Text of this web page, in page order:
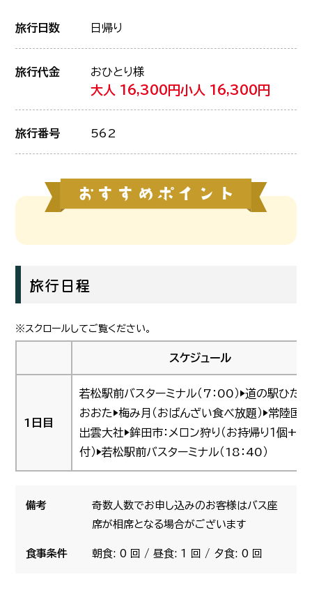
旅行日数 日帰り
旅行代金 おひとり様
大人 16,300円小人 16,300円
旅行番号 562
旅行日程
スケジュール
1日目
若松駅前バスターミナル（7：00）▶道の駅ひたち
おおた▶梅み月（おばんざい食べ放題）▶常陸国
出雲大社▶鉾田市：メロン狩り（お持帰り１個+試
付）▶若松駅前バスターミナル（18：40）
備考
奇数人数でお申し込みのお客様はバス座
席が相席となる場合がございます
食事条件 朝食: 0 回 / 昼食: 1 回 / 夕食: 0 回